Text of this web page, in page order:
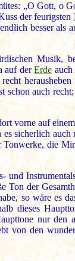
„O Gott, o
der feurigsten
besser als
Musik,
auf derErde auch
schon auch
vorne auf
sicherlich
die
und
Ton der
so wäre es
dieses
nur den
von den